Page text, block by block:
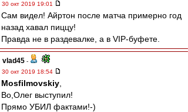
30 окт 2019 19:01
Сам видел! Айртон после матча примерно год
назад хавал пиццу!
Правда не в раздевалке, а в VIP-буфете.
vlad45 -
30 окт 2019 18:54
Mosfilmovskiy
Во,Олег выступил!
Прямо УБИЛ фактами!-)